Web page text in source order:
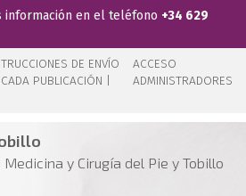
información en el teléfono +34 629
DE ENVÍO
PUBLICACIÓN |
ACCESO
ADMINISTRADORES
y Cirugía del Pie y Tobillo